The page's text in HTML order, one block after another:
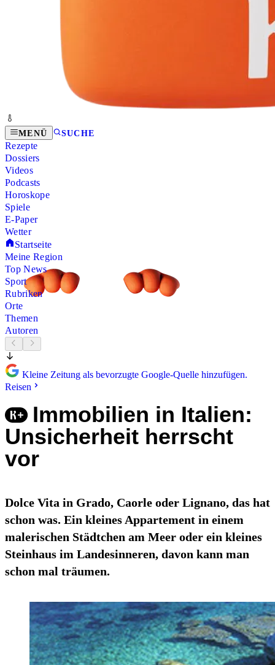
MENÜ SUCHE
Rezepte
Dossiers
Videos
Podcasts
Horoskope
Spiele
E-Paper
Wetter
Startseite
Meine Region
Top News
Sport
Rubriken
Orte
Themen
Autoren
Kleine Zeitung als bevorzugte Google-Quelle hinzufügen.
Reisen
Immobilien in Italien:
Unsicherheit herrscht
vor
Dolce Vita in Grado, Caorle oder Lignano, das hat
schon was. Ein kleines Appartement in einem
malerischen Städtchen am Meer oder ein kleines
Steinhaus im Landesinneren, davon kann man
schon mal träumen.